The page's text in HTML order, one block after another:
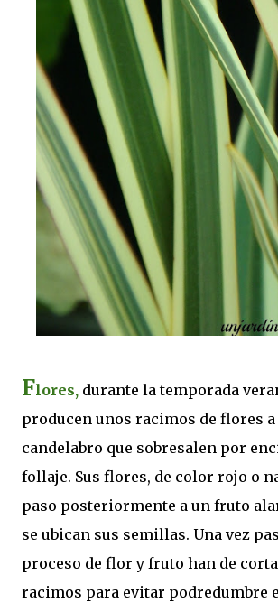
Flores, durante la temporada
producen unos racimos de flores a
candelabro que sobresalen por
follaje. Sus flores, de color rojo o
paso posteriormente a un fruto
se ubican sus semillas. Una vez
proceso de flor y fruto han de
racimos para evitar podredumbre